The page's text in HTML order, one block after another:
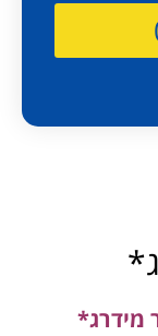
מידרג*